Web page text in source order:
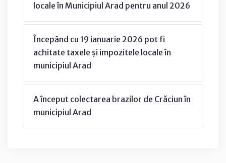
locale în Municipiul Arad pentru anul 2026
Începând cu 19 ianuarie 2026 pot fi
achitate taxele și impozitele locale în
municipiul Arad
A început colectarea brazilor de Crăciun în
municipiul Arad